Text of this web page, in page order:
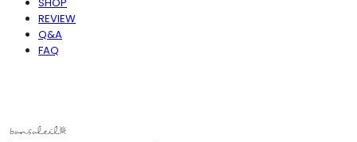
SHOP
REVIEW
Q&A
FAQ